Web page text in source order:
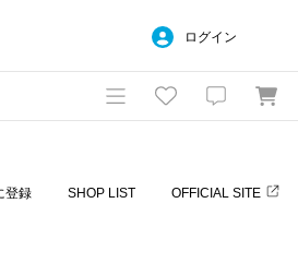
ログイン
登録 SHOP LIST OFFICIAL SITE